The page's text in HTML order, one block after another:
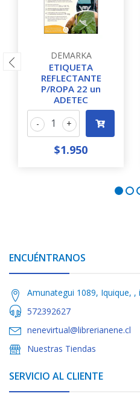
DEMARKA
ETIQUETA
REFLECTANTE
P/ROPA 22 un
ADETEC
+
-
$1.950
ENCUÉNTRANOS
Amunategui 1089, Iquique, ,
572392627
nenevirtual@librerianene.cl
Nuestras Tiendas
SERVICIO AL CLIENTE